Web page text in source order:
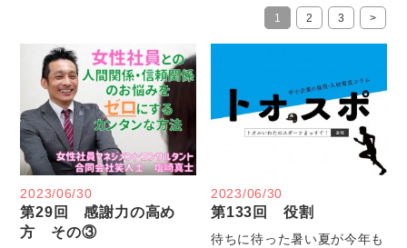
1 2 3 >
2023/06/30
第29回 感謝力の高め
方 その③
2023/06/30
第133回 役割
待ちに待った暑い夏が今年も